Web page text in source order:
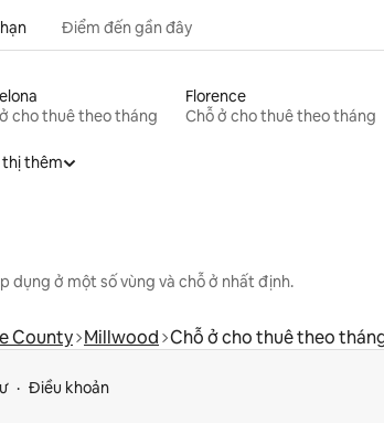
Điểm đến gần đây
cho thuê theo tháng
Florence
Chỗ ở cho thuê theo tháng
thị thêm
dụng ở một số vùng và chỗ ở nhất định.
County Millwood Chỗ ở cho thuê theo
Điều khoản